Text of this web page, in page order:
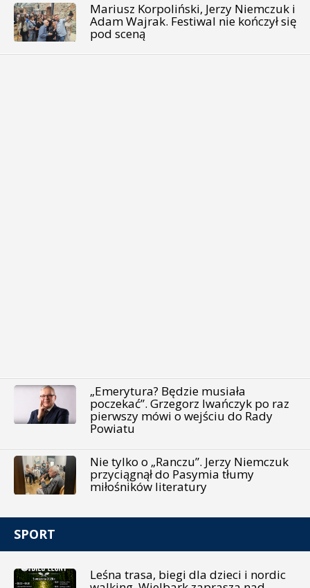
Mariusz Korpoliński, Jerzy Niemczuk i
Adam Wajrak. Festiwal nie kończył się
pod sceną
„Emerytura? Będzie musiała
poczekać”. Grzegorz Iwańczyk po raz
pierwszy mówi o wejściu do Rady
Powiatu
Nie tylko o „Ranczu”. Jerzy Niemczuk
przyciągnął do Pasymia tłumy
miłośników literatury
SPORT
Leśna trasa, biegi dla dzieci i nordic